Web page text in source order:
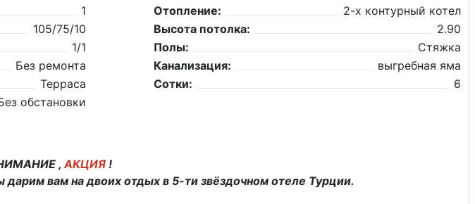
1
105/75/10
1/1
Без ремонта
Терраса
обстановки
Отопление:
2-х контурный котел
Высота потолка:
2.90
Полы:
Стяжка
Канализация:
выгребная яма
Сотки:
6
,АКЦИЯ !
вам на двоих отдых в 5-ти звёздочном отеле Турции.